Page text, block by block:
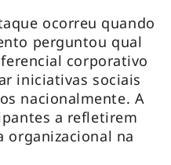
ocorreu quando
perguntou qual
corporativo
iniciativas sociais
nacionalmente. A
a refletirem
organizacional na